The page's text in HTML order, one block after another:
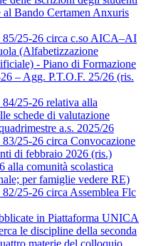
al Bando Certamen Anxuris
85/25-26 circa c.so AICA–AI
(Alfabetizzazione
- Piano di Formazione
– Agg. P.T.O.F. 25/26 (ris.
25-26 relativa alla
schede di valutazione
a.s. 2025/26
25-26 circa Convocazione
di febbraio 2026 (ris.)
alla comunità scolastica
per famiglie vedere RE)
25-26 circa Assemblea Flc
in Piattaforma UNICA
le discipline della seconda